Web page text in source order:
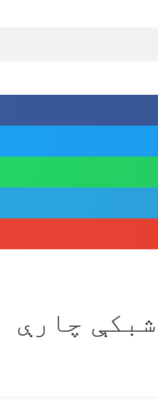
شبکې چارې